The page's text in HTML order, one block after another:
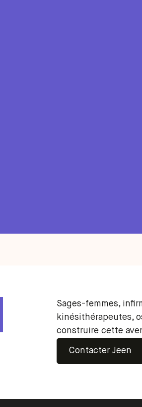
Sages-femmes,
kinésithérapeutes,
construire cette
Contacter Jeen